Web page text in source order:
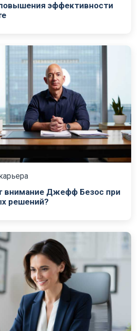
эффективности
внимание Джефф Безос при
решений?